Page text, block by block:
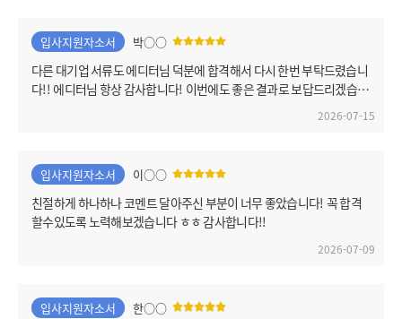
입사지원자소서 박○○
다른 대기업 서류도 에디터님 덕분에 합격해서 다시 한번 부탁드렸습니
다!! 에디터님 항상 감사합니다! 이번에도 좋은 결과로 보답드리겠습니
2026-07-15
입사지원자소서 이○○
친절하게 하나하나 코멘트 달아주신 부분이 너무 좋았습니다! 꼭 합격
할수있도록 노력해보겠습니다 ㅎㅎ 감사합니다!!
2026-07-09
입사지원자소서 한○○